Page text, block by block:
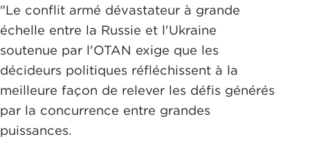
"Le conflit armé dévastateur à grande
échelle entre la Russie et l'Ukraine
soutenue par l'OTAN exige que les
décideurs politiques réfléchissent à la
meilleure façon de relever les défis générés
par la concurrence entre grandes
puissances.